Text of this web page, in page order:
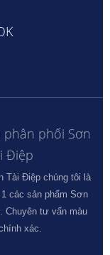
phân phối Sơn
Điệp
Tài Điệp chúng tôi là
các sản phẩm Sơn
Chuyên tư vấn màu
xác.